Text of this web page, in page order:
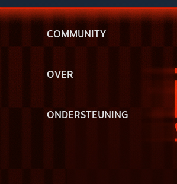
COMMUNITY
OVER
ONDERSTEUNING